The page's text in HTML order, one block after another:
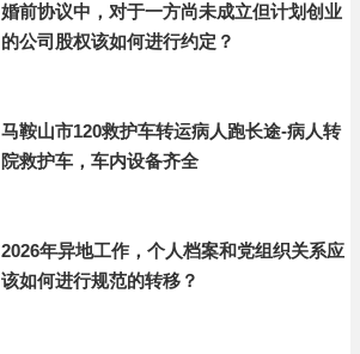
婚前协议中，对于一方尚未成立但计划创业
的公司股权该如何进行约定？
马鞍山市120救护车转运病人跑长途-病人转
院救护车，车内设备齐全
2026年异地工作，个人档案和党组织关系应
该如何进行规范的转移？